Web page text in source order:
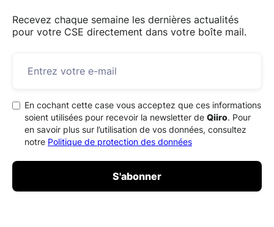
Recevez chaque semaine les dernières actualités
pour votre CSE directement dans votre boîte mail.
En cochant cette case vous acceptez que ces informations
soient utilisées pour recevoir la newsletter de Qiiro. Pour
en savoir plus sur l’utilisation de vos données, consultez
notre Politique de protection des données